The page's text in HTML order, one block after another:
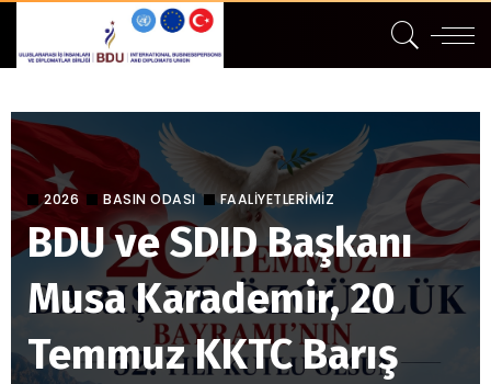
2026 BASIN ODASI FAALİYETLERİMİZ
BDU ve SDID Başkanı
Musa Karademir, 20
Temmuz KKTC Barış